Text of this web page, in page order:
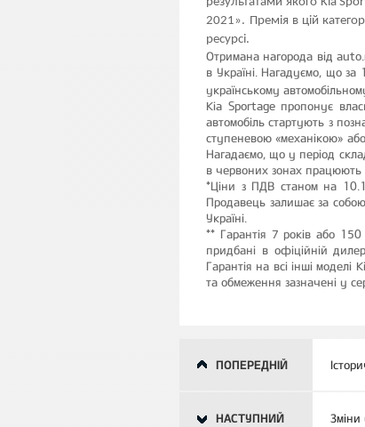
2021». Премія в цій
ресурсі.
Отримана нагорода від
в Україні. Нагадуємо, що за
українському
Kia Sportage пропонує
автомобіль стартують з
ступеневою «механікою»
Нагадаємо, що у період
в червоних зонах працюють
*Ціни з ПДВ станом на
Продавець залишає за собою
Україні.
** Гарантія 7 років або
придбані в офіційній
Гарантія на всі інші
та обмеження зазначені у
ПОПЕРЕДНІЙ
НАСТУПНИЙ Зміни